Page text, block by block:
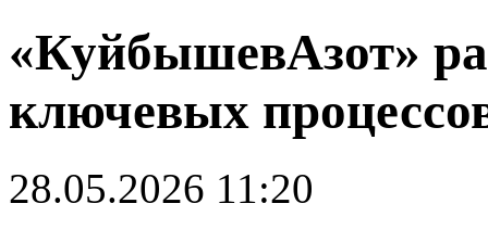
«КуйбышевАзот»
ключевых
28.05.2026 11:20